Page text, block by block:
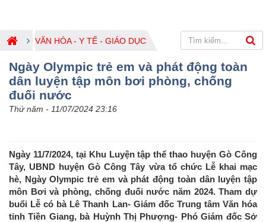
VĂN HÓA - Y TẾ - GIÁO DỤC
Ngày Olympic trẻ em và phát động toàn
dân luyện tập môn bơi phòng, chống
đuối nước
Thứ năm - 11/07/2024 23:16
Ngày 11/7/2024, tại Khu Luyện tập thể thao huyện Gò Công
Tây, UBND huyện Gò Công Tây vừa tổ chức Lễ khai mạc
hè, Ngày Olympic trẻ em và phát động toàn dân luyện tập
môn Bơi và phòng, chống đuối nước năm 2024. Tham dự
buổi Lễ có bà Lê Thanh Lan- Giám đốc Trung tâm Văn hóa
tỉnh Tiền Giang, bà Huỳnh Thị Phượng- Phó Giám đốc Sở